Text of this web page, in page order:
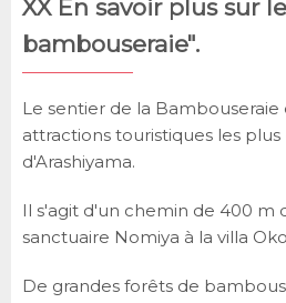
XX En savoir plus sur
bambouseraie".
Le sentier de la Bambouseraie
attractions touristiques les
d'Arashiyama.
Il s'agit d'un chemin de 400 m
sanctuaire Nomiya à la villa
De grandes forêts de